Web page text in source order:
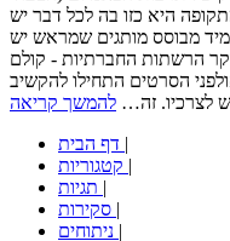
היא כזו בה לכל דבר יש
מבוסס מותגים שמראש יש
הרשתות החברתיות - קולם
הסרטים התחילו להקשיב
לצרכיו. זה… להמשך קריאה
|
|
|
|
|